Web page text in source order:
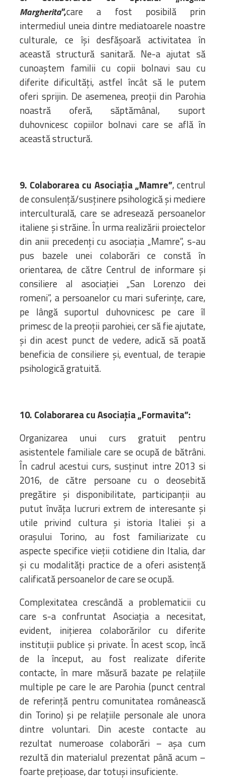
Margherita”,care a fost posibilă prin
intermediul uneia dintre mediatoarele noastre
culturale, ce își desfășoară activitatea în
această structură sanitară. Ne-a ajutat să
cunoaștem familii cu copii bolnavi sau cu
diferite dificultăți, astfel încât să le putem
oferi sprijin. De asemenea, preoții din Parohia
noastră oferă, săptămânal, suport
duhovnicesc copiilor bolnavi care se află în
această structură.
9. Colaborarea cu Asociația „Mamre”, centrul
de consulență/susținere psihologică și mediere
interculturală, care se adresează persoanelor
italiene și străine. În urma realizării proiectelor
din anii precedenți cu asociația „Mamre”, s-au
pus bazele unei colaborări ce constă în
orientarea, de către Centrul de informare și
consiliere al asociației „San Lorenzo dei
romeni”, a persoanelor cu mari suferințe, care,
pe lângă suportul duhovnicesc pe care îl
primesc de la preoții parohiei, cer să fie ajutate,
și din acest punct de vedere, adică să poată
beneficia de consiliere și, eventual, de terapie
psihologică gratuită.
10. Colaborarea cu Asociația „Formavita”:
Organizarea unui curs gratuit pentru
asistentele familiale care se ocupă de bătrâni.
În cadrul acestui curs, susținut intre 2013 si
2016, de către persoane cu o deosebită
pregătire și disponibilitate, participanții au
putut învăța lucruri extrem de interesante și
utile privind cultura și istoria Italiei și a
orașului Torino, au fost familiarizate cu
aspecte specifice vieții cotidiene din Italia, dar
și cu modalități practice de a oferi asistență
calificată persoanelor de care se ocupă.
Complexitatea crescândă a problematicii cu
care s-a confruntat Asociația a necesitat,
evident, inițierea colaborărilor cu diferite
instituții publice și private. În acest scop, încă
de la început, au fost realizate diferite
contacte, în mare măsură bazate pe relațiile
multiple pe care le are Parohia (punct central
de referință pentru comunitatea românească
din Torino) și pe relațiile personale ale unora
dintre voluntari. Din aceste contacte au
rezultat numeroase colaborări – așa cum
rezultă din materialul prezentat până acum –
foarte prețioase, dar totuși insuficiente.